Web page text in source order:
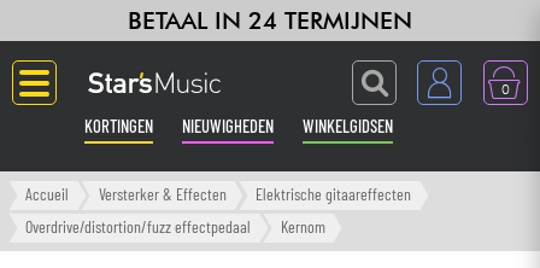
BETAAL IN 24 TERMIJNEN
0
KORTINGEN NIEUWIGHEDEN WINKELGIDSEN
Langue
Accueil Versterker & Effecten
Elektrische gitaareffecten
Overdrive/distortion/fuzz effectpedaal
Kernom